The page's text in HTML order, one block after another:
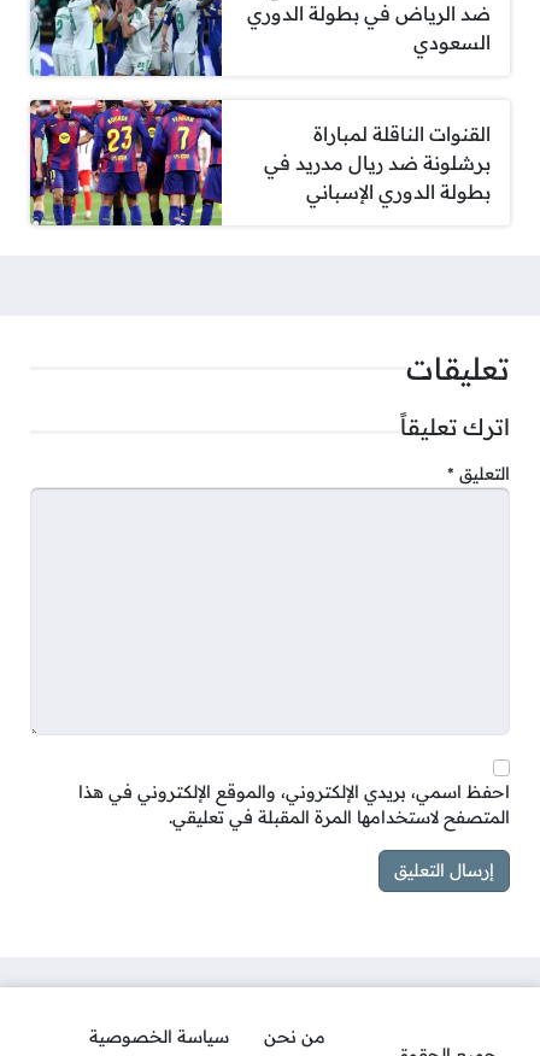
ضد الرياض في بطولة الدوري
السعودي
القنوات الناقلة لمباراة
برشلونة ضد ريال مدريد في
بطولة الدوري الإسباني
تعليقات
اترك تعليقاً
التعليق *
احفظ اسمي، بريدي الإلكتروني، والموقع الإلكتروني في هذا
المتصفح لاستخدامها المرة المقبلة في تعليقي.
من نحن سياسة الخصوصية